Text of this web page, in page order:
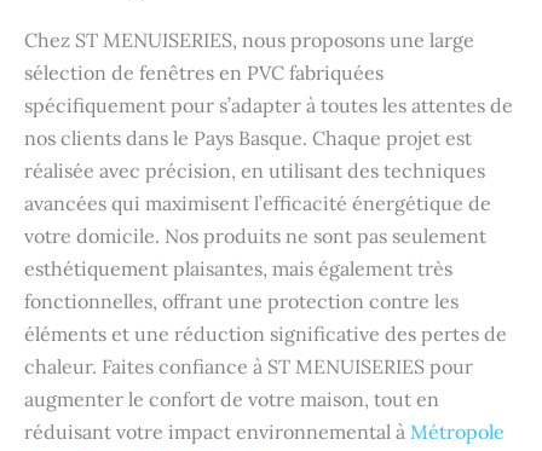
Chez ST MENUISERIES, nous proposons une large
sélection de fenêtres en PVC fabriquées
spécifiquement pour s’adapter à toutes les attentes de
nos clients dans le Pays Basque. Chaque projet est
réalisée avec précision, en utilisant des techniques
avancées qui maximisent l’efficacité énergétique de
votre domicile. Nos produits ne sont pas seulement
esthétiquement plaisantes, mais également très
fonctionnelles, offrant une protection contre les
éléments et une réduction significative des pertes de
chaleur. Faites confiance à ST MENUISERIES pour
augmenter le confort de votre maison, tout en
réduisant votre impact environnemental à Métropole